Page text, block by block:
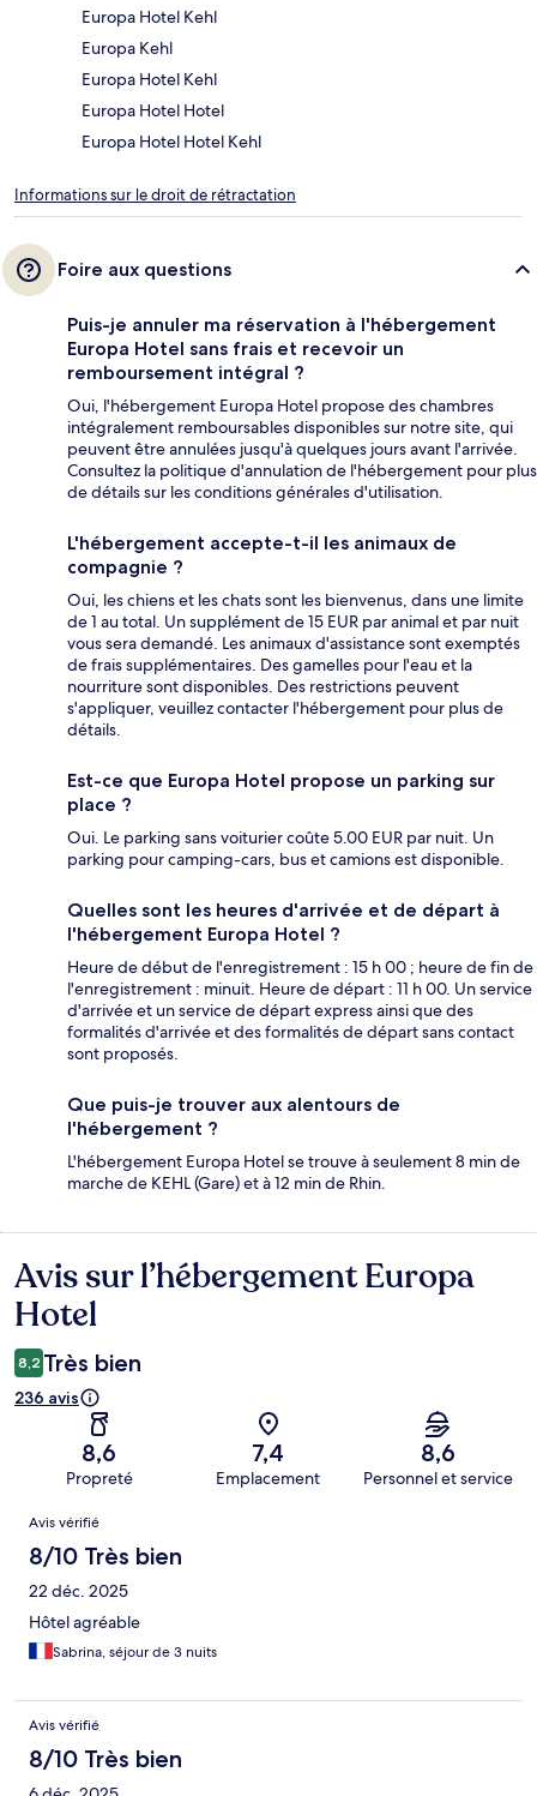
Europa Hotel Kehl
Europa Kehl
Europa Hotel Kehl
Europa Hotel Hotel
Europa Hotel Hotel Kehl
Informations sur le droit de rétractation
Foire aux questions
Puis-je annuler ma réservation à l'hébergement
Europa Hotel sans frais et recevoir un
remboursement intégral ?
Oui, l'hébergement Europa Hotel propose des chambres
intégralement remboursables disponibles sur notre site, qui
peuvent être annulées jusqu'à quelques jours avant l'arrivée.
Consultez la politique d'annulation de l'hébergement pour plus
de détails sur les conditions générales d'utilisation.
L'hébergement accepte-t-il les animaux de
compagnie ?
Oui, les chiens et les chats sont les bienvenus, dans une limite
de 1 au total. Un supplément de 15 EUR par animal et par nuit
vous sera demandé. Les animaux d'assistance sont exemptés
de frais supplémentaires. Des gamelles pour l'eau et la
nourriture sont disponibles. Des restrictions peuvent
s'appliquer, veuillez contacter l'hébergement pour plus de
détails.
Est-ce que Europa Hotel propose un parking sur
place ?
Oui. Le parking sans voiturier coûte 5.00 EUR par nuit. Un
parking pour camping-cars, bus et camions est disponible.
Quelles sont les heures d'arrivée et de départ à
l'hébergement Europa Hotel ?
Heure de début de l'enregistrement : 15 h 00 ; heure de fin de
l'enregistrement : minuit. Heure de départ : 11 h 00. Un service
d'arrivée et un service de départ express ainsi que des
formalités d'arrivée et des formalités de départ sans contact
sont proposés.
Que puis-je trouver aux alentours de
l'hébergement ?
L'hébergement Europa Hotel se trouve à seulement 8 min de
marche de KEHL (Gare) et à 12 min de Rhin.
Avis
Avis sur l’hébergement Europa
Hotel
8,2 Très bien
236 avis
8,6
Propreté
7,4
Emplacement
8,6
Personnel et service
Avis
Avis vérifié
8/10 Très bien
22 déc. 2025
Hôtel agréable
Sabrina, séjour de 3 nuits
Avis vérifié
8/10 Très bien